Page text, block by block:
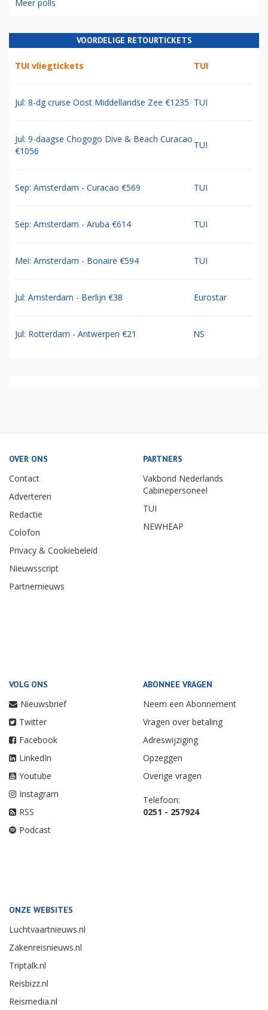
Meer polls
VOORDELIGE RETOURTICKETS
TUI vliegtickets TUI
Jul: 8-dg cruise Oost Middellandse Zee €1235 TUI
Jul: 9-daagse Chogogo Dive & Beach Curacao
€1056
TUI
Sep: Amsterdam - Curacao €569 TUI
Sep: Amsterdam - Aruba €614 TUI
Mei: Amsterdam - Bonaire €594 TUI
Jul: Amsterdam - Berlijn €38 Eurostar
Jul: Rotterdam - Antwerpen €21 NS
OVER ONS
Contact
Adverteren
Redactie
Colofon
Privacy & Cookiebeleid
Nieuwsscript
Partnernieuws
PARTNERS
Vakbond Nederlands
Cabinepersoneel
TUI
NEWHEAP
VOLG ONS
Nieuwsbrief
Twitter
Facebook
LinkedIn
Youtube
Instagram
RSS
Podcast
ABONNEE VRAGEN
Neem een Abonnement
Vragen over betaling
Adreswijziging
Opzeggen
Overige vragen
Telefoon:
0251 - 257924
ONZE WEBSITES
Luchtvaartnieuws.nl
Zakenreisnieuws.nl
Triptalk.nl
Reisbizz.nl
Reismedia.nl